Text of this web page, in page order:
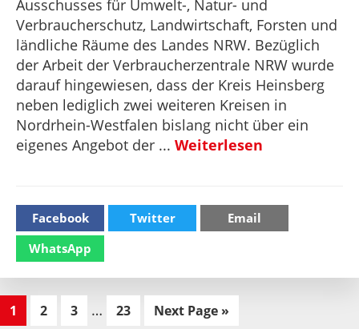
Ausschusses für Umwelt-, Natur- und
Verbraucherschutz, Landwirtschaft, Forsten und
ländliche Räume des Landes NRW. Bezüglich
der Arbeit der Verbraucherzentrale NRW wurde
darauf hingewiesen, dass der Kreis Heinsberg
neben lediglich zwei weiteren Kreisen in
Nordrhein-Westfalen bislang nicht über ein
eigenes Angebot der ... Weiterlesen
Facebook Twitter
Email
WhatsApp
Seite
1 Seite
2 Seite
3
Interim
… Seite
23
Go
Next Page »